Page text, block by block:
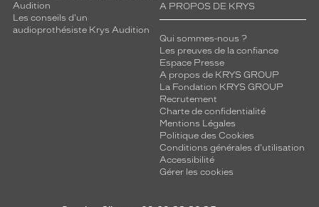
Audition
Les conseils d'un
audioprothésiste Krys Audition
A PROPOS DE KRYS
Qui sommes-nous ?
Les preuves de la confiance
Espace Presse
A propos de KRYS GROUP
La Fondation KRYS GROUP
Recrutement
Charte de confidentialité
Mentions Légales
Politique des Cookies
Conditions générales d'utilisation
Accessibilité
Gérer les cookies